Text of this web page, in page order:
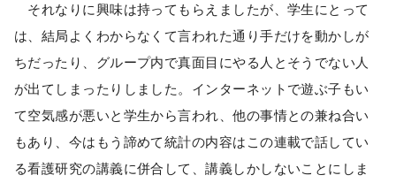
それなりに興味は持ってもらえましたが、学生にとって
は、結局よくわからなくて言われた通り手だけを動かしが
ちだったり、グループ内で真面目にやる人とそうでない人
が出てしまったりしました。インターネットで遊ぶ子もい
て空気感が悪いと学生から言われ、他の事情との兼ね合い
もあり、今はもう諦めて統計の内容はこの連載で話してい
る看護研究の講義に併合して、講義しかしないことにしま